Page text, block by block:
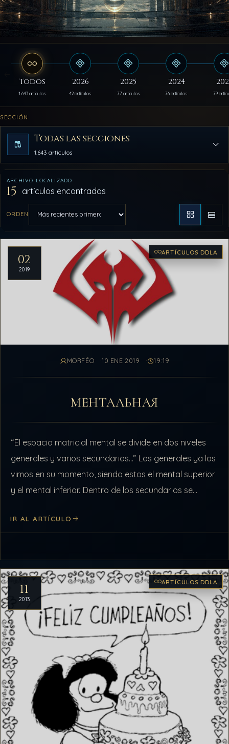
Todos
1.643 artículos
2026
42 artículos
2025
77 artículos
2024
76 artículos 79
SECCIÓN
Todas las secciones
1.643 artículos
ARCHIVO LOCALIZADO
15 artículos encontrados
ORDEN
Artículos del archivo
02
2019
ARTÍCULOS DDLA
MORFÉO 10 ENE 2019 19:19
МЕНТАЛЬНАЯ
“El espacio matricial mental se divide en dos niveles
generales y varios secundarios…” Los generales ya los
vimos en su momento, siendo estos el mental superior
y el mental inferior. Dentro de los secundarios se
IR AL ARTÍCULO
11
2013
ARTÍCULOS DDLA